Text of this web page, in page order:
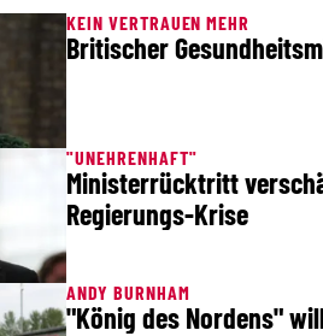
KEIN VERTRAUEN MEHR
Britischer
"UNEHRENHAFT"
Ministerrücktritt
Regierungs-Krise
ANDY BURNHAM
"König des Nordens"